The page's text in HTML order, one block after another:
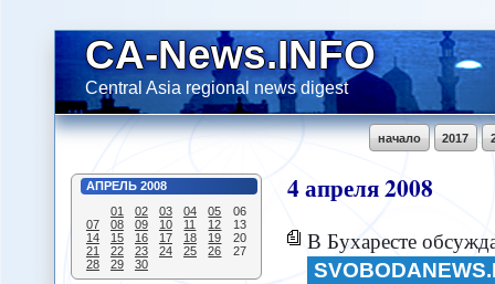
CA-News.INFO
Central Asia regional news digest
2017
начало
АПРЕЛЬ 2008
01
02 03 04 05
06
07
08 09 10 11 12
13
14
15 16 17 18 19
20
21
22 23 24 25 26
27
28
29 30
4апреля2008
В Бухаресте